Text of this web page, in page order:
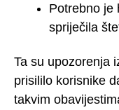
Potrebno je
spriječila
Ta su upozorenja
prisililo korisnike
takvim